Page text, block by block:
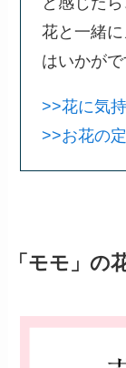
花と一緒
はいかがで
>>花に気
>>お花の
「モモ」の